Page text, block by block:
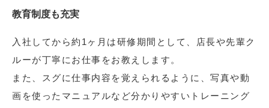
教育制度も充実
入社してから約1ヶ月は研修期間として、店長や先輩ク
ルーが丁寧にお仕事をお教えします。
また、スグに仕事内容を覚えられるように、写真や動
画を使ったマニュアルなど分かりやすいトレーニング